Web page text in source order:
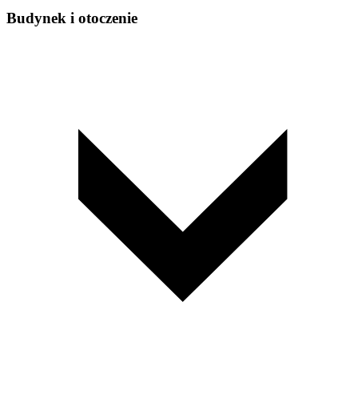
Budynek i otoczenie